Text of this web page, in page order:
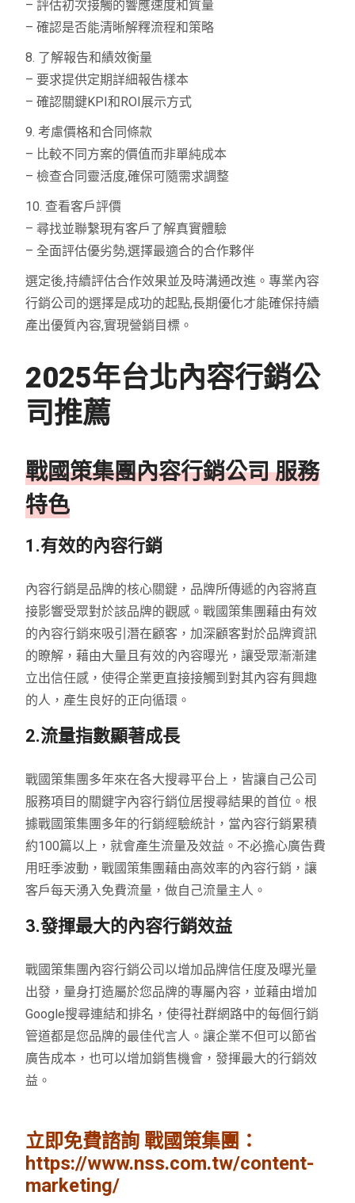
– 評估初次接觸的響應速度和質量
– 確認是否能清晰解釋流程和策略
8. 了解報告和績效衡量
– 要求提供定期詳細報告樣本
– 確認關鍵KPI和ROI展示方式
9. 考慮價格和合同條款
– 比較不同方案的價值而非單純成本
– 檢查合同靈活度,確保可隨需求調整
10. 查看客戶評價
– 尋找並聯繫現有客戶了解真實體驗
– 全面評估優劣勢,選擇最適合的合作夥伴
選定後,持續評估合作效果並及時溝通改進。專業內容
行銷公司的選擇是成功的起點,長期優化才能確保持續
產出優質內容,實現營銷目標。
2025年台北內容行銷公
司推薦
戰國策集團內容行銷公司 服務
特色
1.有效的內容行銷
內容行銷是品牌的核心關鍵，品牌所傳遞的內容將直
接影響受眾對於該品牌的觀感。戰國策集團藉由有效
的內容行銷來吸引潛在顧客，加深顧客對於品牌資訊
的瞭解，藉由大量且有效的內容曝光，讓受眾漸漸建
立出信任感，使得企業更直接接觸到對其內容有興趣
的人，產生良好的正向循環。
2.流量指數顯著成長
戰國策集團多年來在各大搜尋平台上，皆讓自己公司
服務項目的關鍵字內容行銷位居搜尋結果的首位。根
據戰國策集團多年的行銷經驗統計，當內容行銷累積
約100篇以上，就會產生流量及效益。不必擔心廣告費
用旺季波動，戰國策集團藉由高效率的內容行銷，讓
客戶每天湧入免費流量，做自己流量主人。
3.發揮最大的內容行銷效益
戰國策集團內容行銷公司以增加品牌信任度及曝光量
出發，量身打造屬於您品牌的專屬內容，並藉由增加
Google搜尋連結和排名，使得社群網路中的每個行銷
管道都是您品牌的最佳代言人。讓企業不但可以節省
廣告成本，也可以增加銷售機會，發揮最大的行銷效
益。
立即免費諮詢 戰國策集團：
https://www.nss.com.tw/content-
marketing/